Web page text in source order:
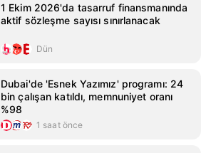
1 Ekim 2026'da tasarruf finansmanında
aktif sözleşme sayısı sınırlanacak
Dün
Dubai'de 'Esnek Yazımız' programı: 24
bin çalışan katıldı, memnuniyet oranı
%98
1 saat önce